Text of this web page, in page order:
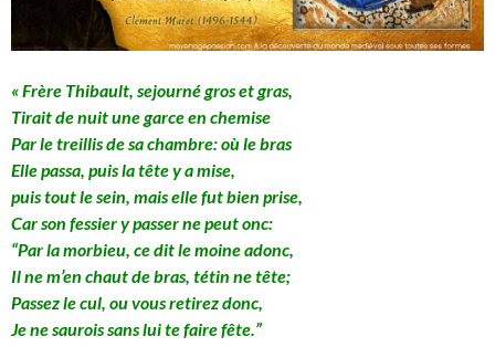
« Frère Thibault, sejourné gros et gras,
Tirait de nuit une garce en chemise
Par le treillis de sa chambre:où le bras
Elle passa, puis la tête y a mise,
puis tout le sein, mais elle fut bien prise,
Car son fessier y passer ne peut onc:
“Par la morbieu, ce dit le moine adonc,
Il ne m’en chaut de bras, tétin ne tête;
Passez le cul, ou vous retirez donc,
Je ne saurois sans lui te faire fête.”